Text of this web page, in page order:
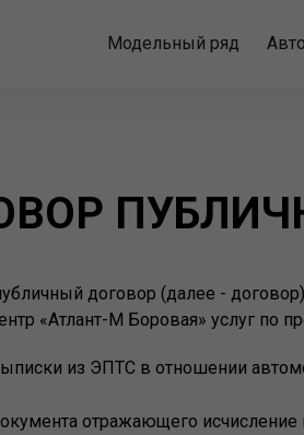
Модельный ряд
договор (далее -
«Атлант-М Боровая» услуг по
из ЭПТС в отношении
отражающего исчисление